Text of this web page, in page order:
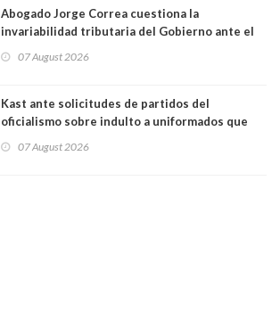
Abogado Jorge Correa cuestiona la
invariabilidad tributaria del Gobierno ante el
democracia” y "defendemos la alternancia en el
07 August 2026
Kast ante solicitudes de partidos del
oficialismo sobre indulto a uniformados que
07 August 2026